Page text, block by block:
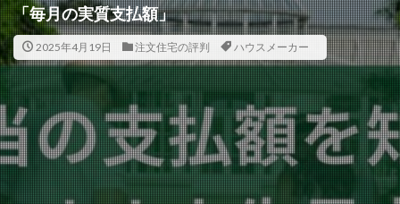
「毎月の実質支払額」
2025年4月19日 注文住宅の評判 ハウスメーカー